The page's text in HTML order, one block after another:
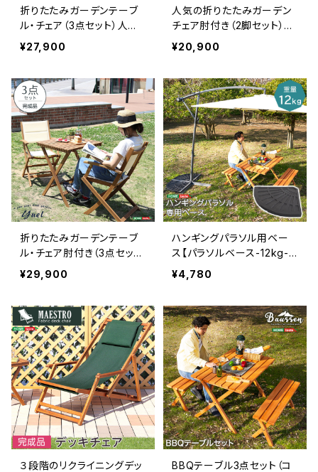
折りたたみガーデンテーブ
ル・チェア（3点セット）人気
素材のアカシア材を使用 |
Alisa-アリーザ- SH-01-A
¥27,900
人気の折りたたみガーデン
チェア肘付き（2脚セット）ア
カシア材を使用 | Yuel-ユ
エル- SH-01-YEL-GR
¥20,900
折りたたみガーデンテーブ
ル・チェア肘付き（3点セッ
ト）人気素材のアカシア材を
使用 | Yuel-ユエル- SH-
¥29,900
ハンギングパラソル用ベー
ス【パラソルベース-12kg-】
SH-05-38144
¥4,780
３段階のリクライニングデッ
BBQテーブル3点セット（コ